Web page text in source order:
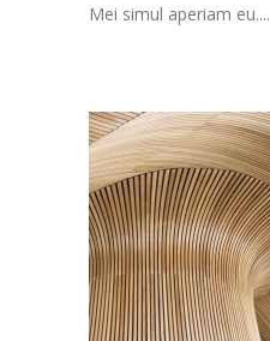
Mei simul aperiam eu....